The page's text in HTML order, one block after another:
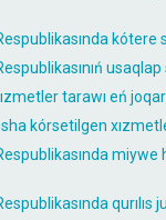
kótere
usaqlap
tarawı eń
kórsetilgen
miywe
qurılıs